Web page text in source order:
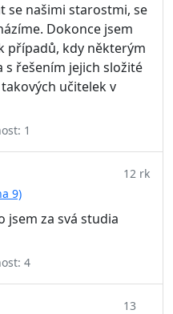
se našimi starostmi, se
Dokonce jsem
případů, kdy některým
řešením jejich složité
učitelek v
1
9)
12 rk
jsem za svá studia
4
13